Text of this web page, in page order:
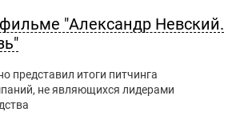
"Александр Невский.
представил итоги питчинга
не являющихся лидерами